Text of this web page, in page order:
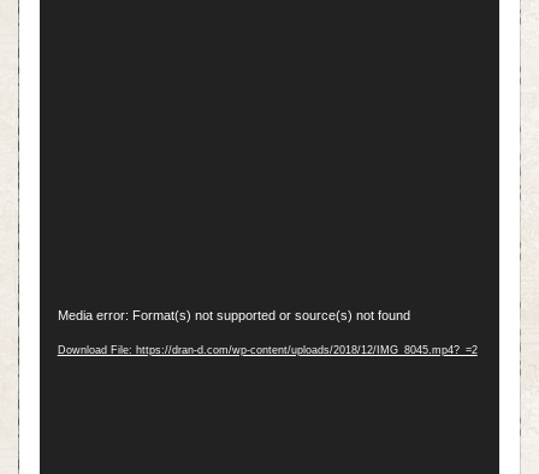
Media error: Format(s) not supported or source(s) not found
Download File: https://dran-d.com/wp-content/uploads/2018/12/IMG_8045.mp4?_=2